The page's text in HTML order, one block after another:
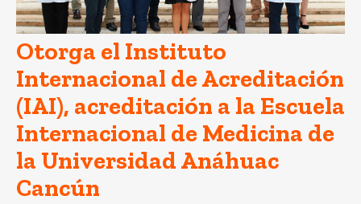
Otorga el Instituto
Internacional de Acreditación
(IAI), acreditación a la Escuela
Internacional de Medicina de
la Universidad Anáhuac
Cancún